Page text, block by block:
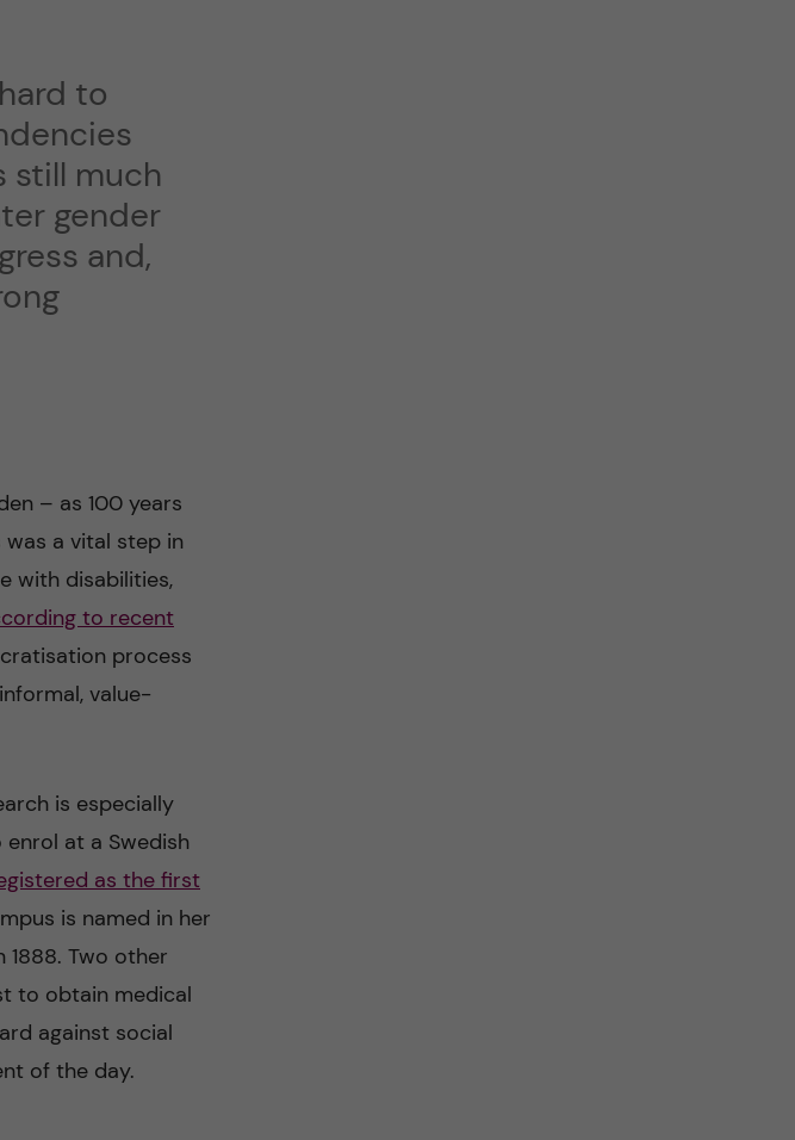
to
still much
gender
and,
– as 100 years
a vital step in
with disabilities,
to recent
process
value-
is especially
enrol at a Swedish
as the first
is named in her
Two other
to obtain medical
against social
of the day.